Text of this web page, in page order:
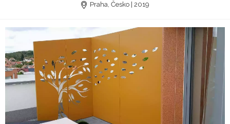
Praha, Česko | 2019